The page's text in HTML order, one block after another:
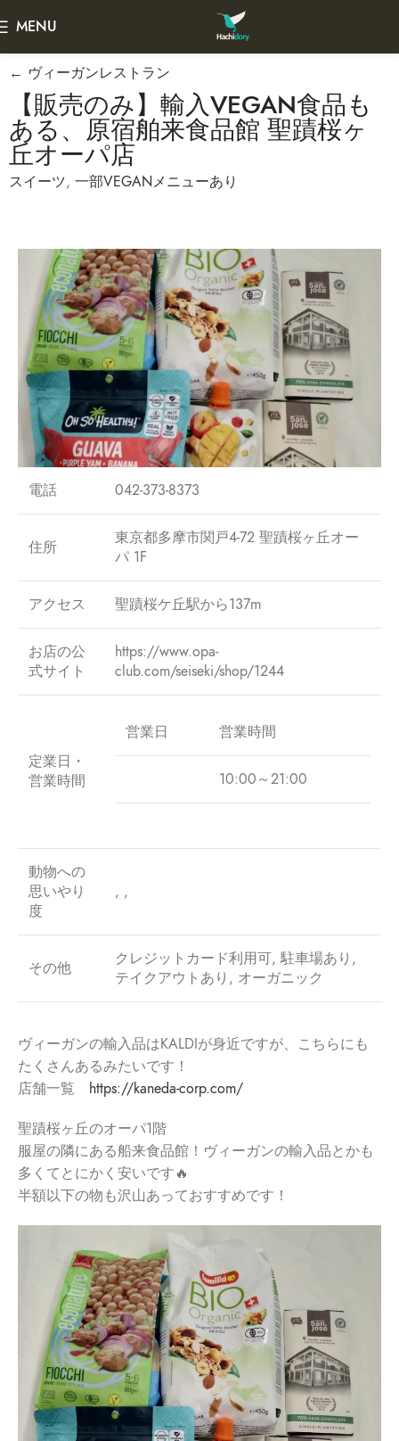
MENU
← ヴィーガンレストラン
【販売のみ】輸入VEGAN食品も
ある、原宿舶来食品館 聖蹟桜ヶ
丘オーパ店
スイーツ, 一部VEGANメニューあり
電話 042-373-8373
住所
東京都多摩市関戸4-72 聖蹟桜ヶ丘オー
パ 1F
アクセス 聖蹟桜ケ丘駅から137m
お店の公
式サイト
https://www.opa-
club.com/seiseki/shop/1244
定業日・
営業時間
営業日 営業時間
10:00～21:00
動物への
思いやり
度
, ,
その他
クレジットカード利用可, 駐車場あり,
テイクアウトあり, オーガニック
ヴィーガンの輸入品はKALDIが身近ですが、こちらにも
たくさんあるみたいです！
店舗一覧 https://kaneda-corp.com/
聖蹟桜ヶ丘のオーパ1階
服屋の隣にある船来食品館！ヴィーガンの輸入品とかも
多くてとにかく安いです🔥
半額以下の物も沢山あっておすすめです！